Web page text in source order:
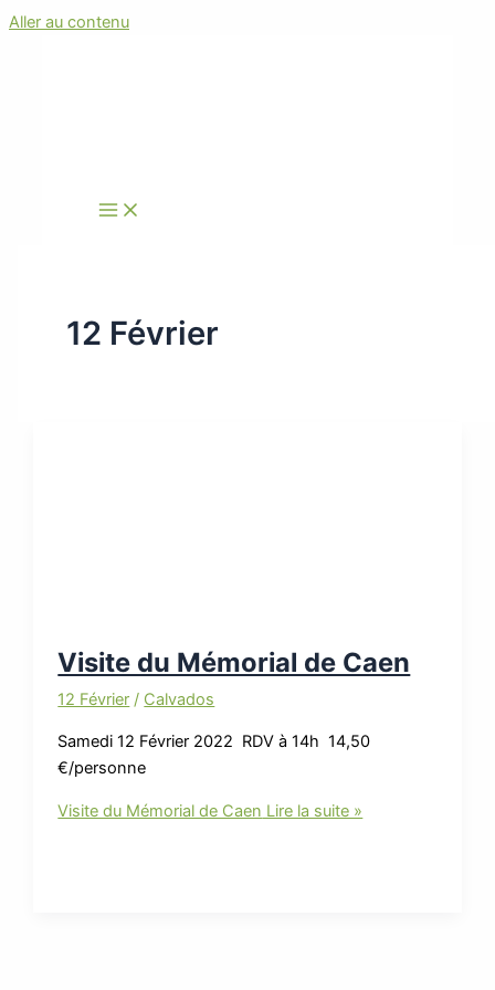
Aller au contenu
12 Février
Visite du Mémorial de Caen
12 Février / Calvados
Samedi 12 Février 2022 RDV à 14h 14,50
€/personne
Visite du Mémorial de Caen Lire la suite »